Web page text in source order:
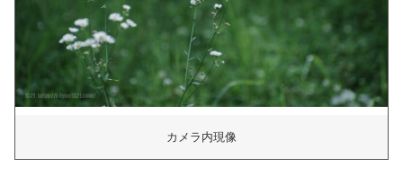
カメラ内現像